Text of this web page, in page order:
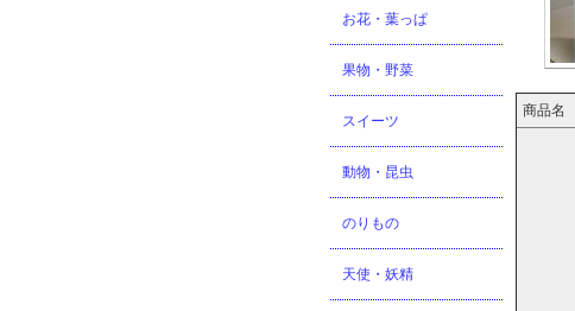
お花・葉っぱ
果物・野菜
スイーツ
動物・昆虫
のりもの
天使・妖精
商品名